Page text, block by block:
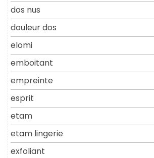
dos nus
douleur dos
elomi
emboitant
empreinte
esprit
etam
etam lingerie
exfoliant